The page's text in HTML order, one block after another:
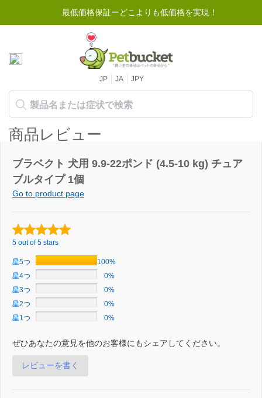
最低価格保証ーどこよりも低価格を実現！
JP JA JPY
商品レビュー
ブラベクト 犬用 9.9-22ポンド (4.5-10 kg) チュア
ブルタイプ 1個
Go to product page
5 out of 5 stars
星5つ
100%
星4つ
0%
星3つ
0%
星2つ
0%
星1つ
0%
ぜひあなたの意見を他のお客様にもシェアしてください。
レビューを書く